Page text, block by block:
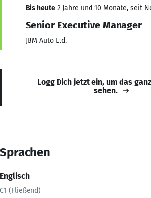
Bis heute 2 Jahre und 10 Monate, seit
Senior Executive Manager
JBM Auto Ltd.
Logg Dich jetzt ein, um das
sehen.
Sprachen
Englisch
C1 (Fließend)